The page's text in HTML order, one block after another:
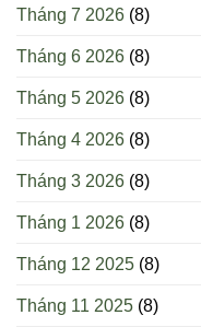
Tháng 7 2026 (8)
Tháng 6 2026 (8)
Tháng 5 2026 (8)
Tháng 4 2026 (8)
Tháng 3 2026 (8)
Tháng 1 2026 (8)
Tháng 12 2025 (8)
Tháng 11 2025 (8)